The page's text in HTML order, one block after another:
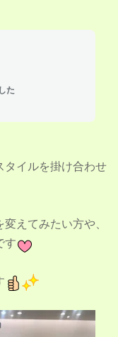
た
タイルを掛け合わせ
えてみたい方や、
す